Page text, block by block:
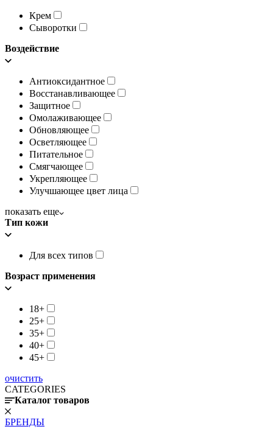
Крем
Сыворотки
Воздействие
Антиоксидантное
Восстанавливающее
Защитное
Омолаживающее
Обновляющее
Осветляющее
Питательное
Смягчающее
Укрепляющее
Улучшающее цвет лица
показать еще
Тип кожи
Для всех типов
Возраст применения
18+
25+
35+
40+
45+
очистить
CATEGORIES
Каталог товаров
БРЕНДЫ